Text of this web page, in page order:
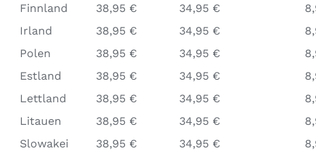
Finnland
38,95 € 34,95 €
Irland
38,95 € 34,95 €
Polen
38,95 € 34,95 €
Estland
38,95 € 34,95 €
Lettland
38,95 € 34,95 €
Litauen
38,95 € 34,95 €
Slowakei
38,95 € 34,95 €